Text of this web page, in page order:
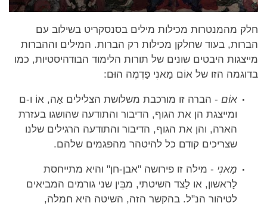
חלק מהמנטרות מכילות מילים בסנסקריט בשילוב עם
הברות, בעוד שחלקן מכילות רק הברות. המילים וההברות
מייצגות היבטים שונים של תורות הלימוד הבודהיסטיות, כמו
בדוגמה הזו של אוֹם מַאנִי פַּדְמֶה הוּם:
אוֹם - הברה זו מורכבת משלושת הצלילים אַה, אוֹ ו-ם
ומייצגת הן את הגוף, הדיבור והתודעה שהושגו בעזרת
הארה, והן את הגוף, הדיבור והתודעה הרגילים שלנו
שצריכים קודם כל להיטהר מהפגמים שלהם.
מַאנִי - מילה זו פירושה "אבן-חן" והיא מתייחסת
לַראשון, או לַצד השיטתי, מבֵּין שני גורמים המביאים
לטיהור הנ"ל. בהקשר הזה, השיטה היא חמלה,